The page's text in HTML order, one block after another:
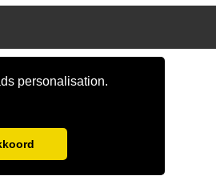
personalisation.